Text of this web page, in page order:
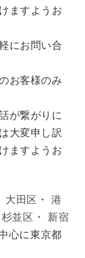
ますようお
にお問い合
お客様のみ
が繋がりに
大変申し訳
ますようお
大田区 ・港
杉並区 ・ 新宿
心に東京都